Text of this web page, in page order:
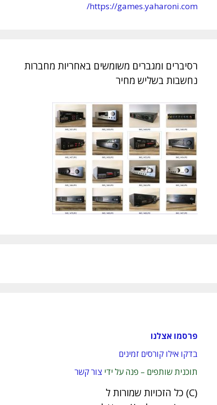
https://games.yaharoni.com/
רסיברים ומגברים משומשים באחריות מחברות
נחשבות בשליש מחיר
פרסמו אצלנו
בדקו אילו קורסים זמינים
תוכנית שותפים – פנה על ידי צור קשר
(C) כל הזכויות שמורות ל